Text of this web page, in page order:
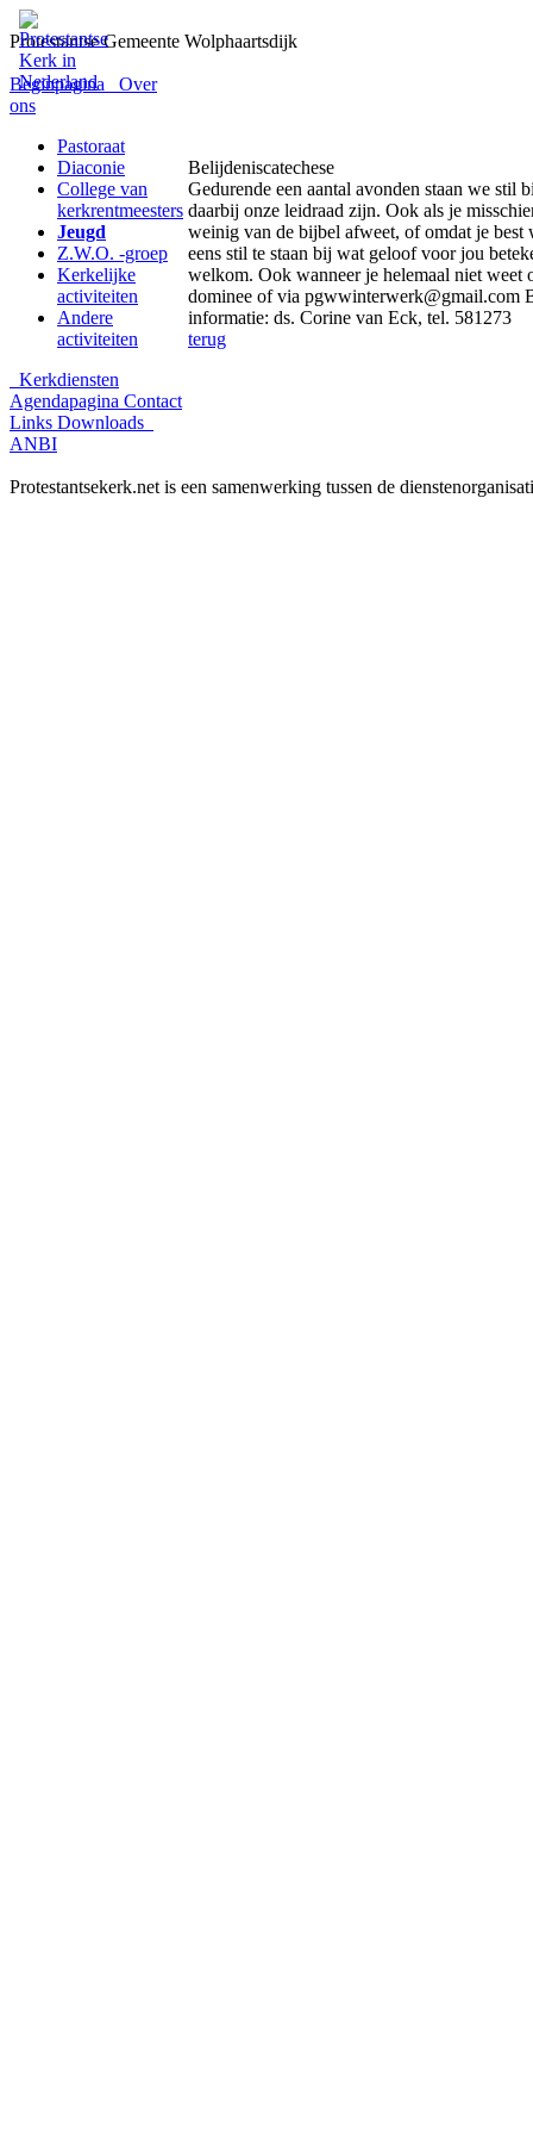
Protestantse Gemeente Wolphaartsdijk
Beginpagina
Over
ons
Pastoraat
Diaconie
College van
kerkrentmeesters
Jeugd
Z.W.O. -groep
Kerkelijke
activiteiten
Andere
activiteiten
Kerkdiensten
Agendapagina Contact
Links Downloads
ANBI
Belijdeniscatechese
Gedurende een aantal avonden staan we
daarbij onze leidraad zijn. Ook als je
weinig van de bijbel afweet, of omdat je
eens stil te staan bij wat geloof voor jou
welkom. Ook wanneer je helemaal niet
dominee of via pgwwinterwerk@gmail.com
informatie: ds. Corine van Eck, tel. 581273
terug
Protestantsekerk.net is een samenwerking tussen de